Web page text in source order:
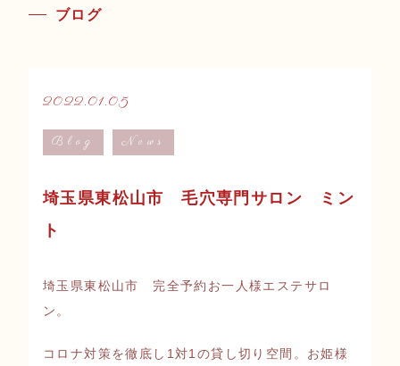
ブログ
2022.01.05
Blog News
埼玉県東松山市 毛穴専門サロン ミン
ト
埼玉県東松山市 完全予約お一人様エステサロ
ン。
コロナ対策を徹底し1対1の貸し切り空間。お姫様